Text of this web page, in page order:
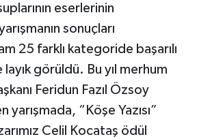
eserlerinin
sonuçları
25 farklı kategoride başarılı
görüldü. Bu yıl merhum
Feridun Fazıl Özsoy
yarışmada, “Köşe Yazısı”
Celil Kocataş ödül